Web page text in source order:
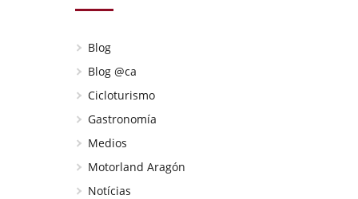
Blog
Blog @ca
Cicloturismo
Gastronomía
Medios
Motorland Aragón
Notícias